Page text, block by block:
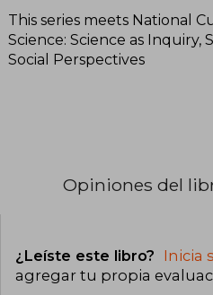
This series meets National
Science: Science as Inquiry,
Social Perspectives
Opiniones del
¿Leíste este libro? Inicia
agregar tu propia